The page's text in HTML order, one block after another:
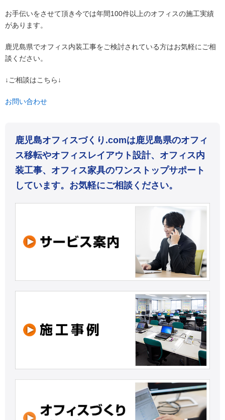
お手伝いをさせて頂き今では年間100件以上のオフィスの施工実績
があります。
鹿児島県でオフィス内装工事をご検討されている方はお気軽にご相
談ください。
↓ご相談はこちら↓
お問い合わせ
鹿児島オフィスづくり.comは鹿児島県のオフィ
ス移転やオフィスレイアウト設計、オフィス内
装工事、オフィス家具のワンストップサポート
しています。お気軽にご相談ください。